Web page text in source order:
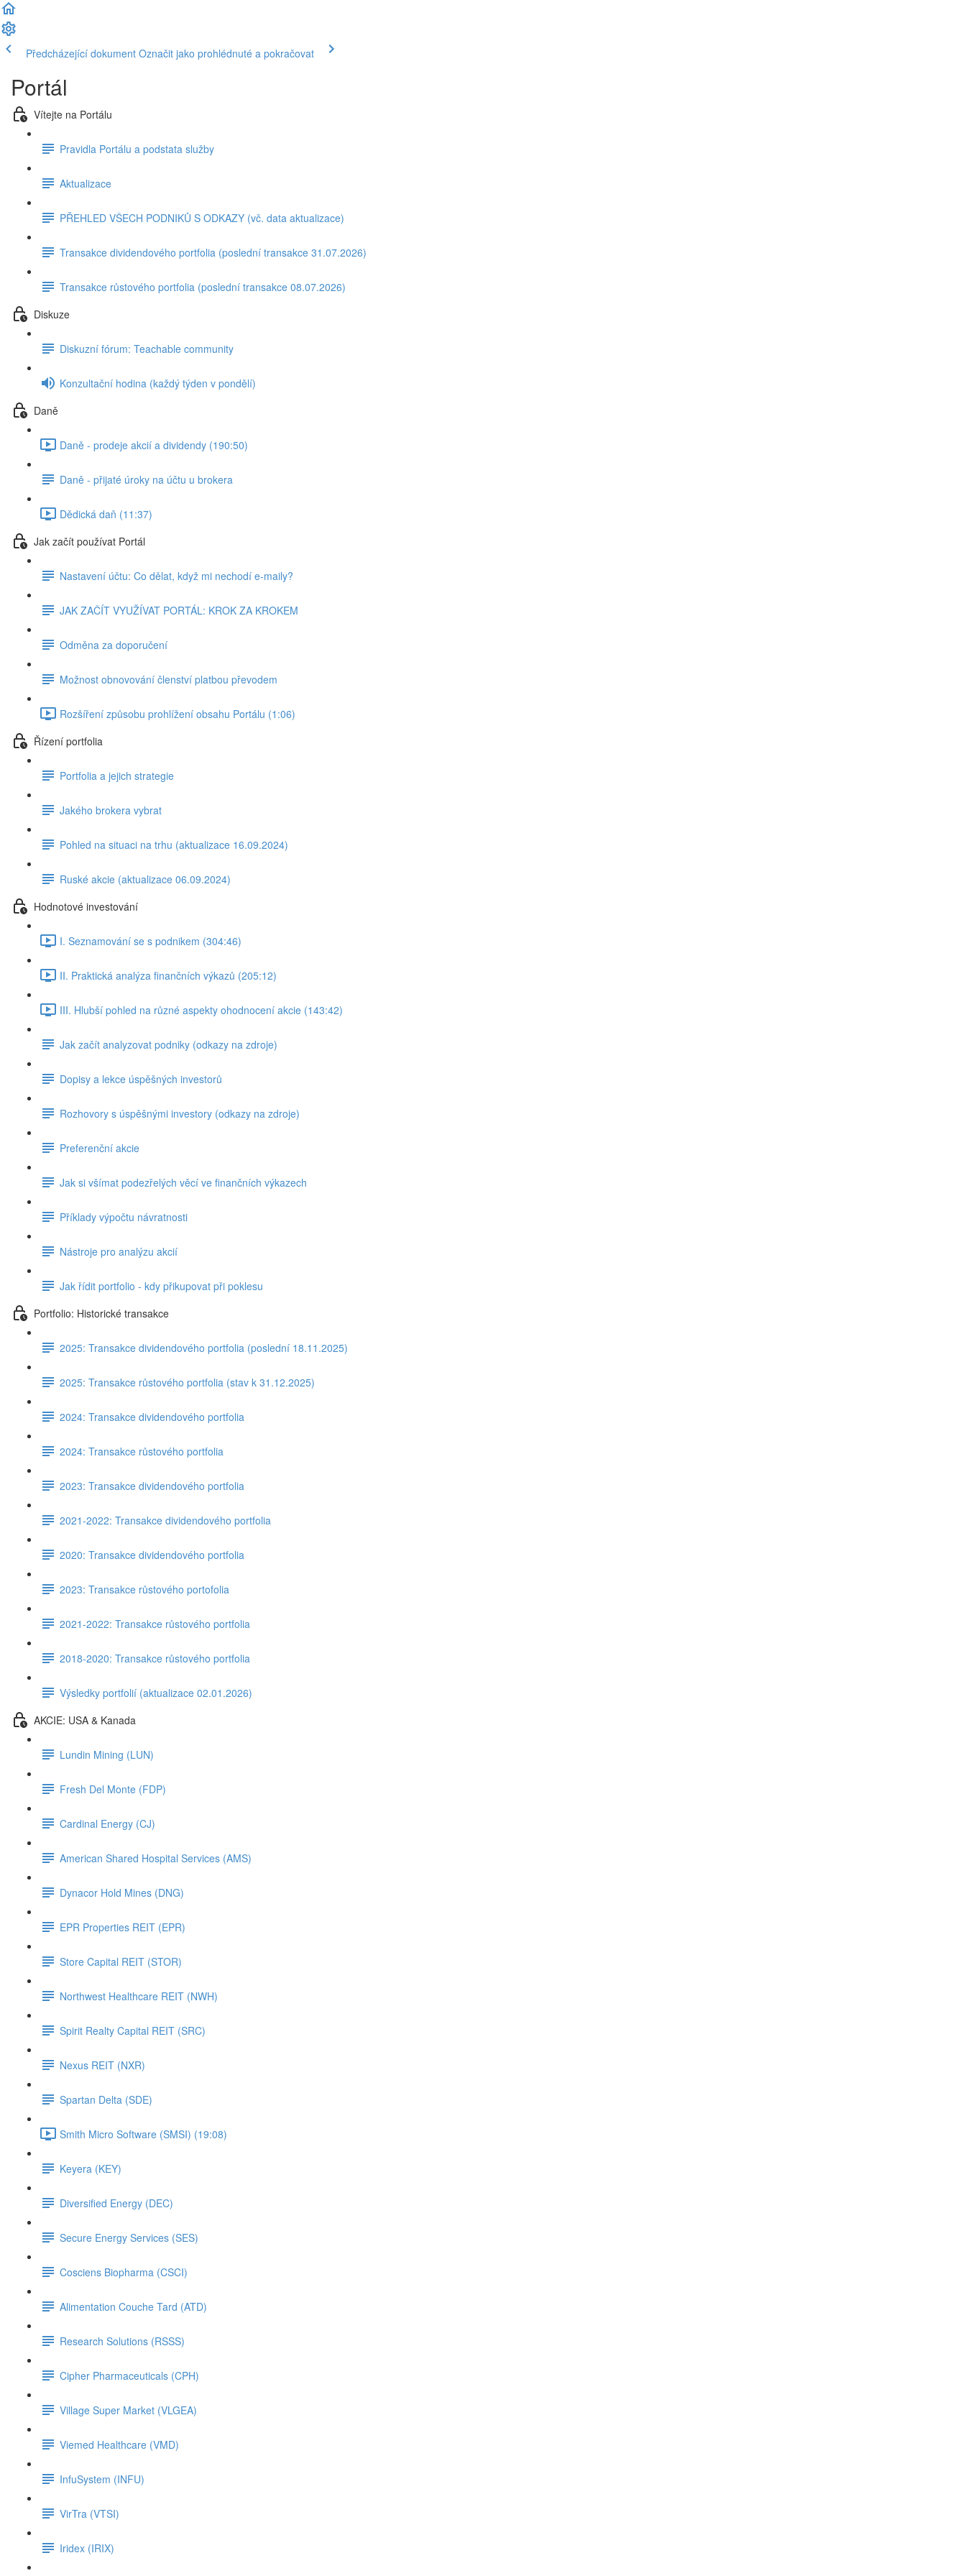
Předcházející dokument Označit jako prohlédnuté a pokračovat
Portál
Vítejte na Portálu
Pravidla Portálu a podstata služby
Aktualizace
PŘEHLED VŠECH PODNIKŮ S ODKAZY (vč. data aktualizace)
Transakce dividendového portfolia (poslední transakce 31.07.2026)
Transakce růstového portfolia (poslední transakce 08.07.2026)
Diskuze
Diskuzní fórum: Teachable community
Konzultační hodina (každý týden v pondělí)
Daně
Daně - prodeje akcií a dividendy (190:50)
Daně - přijaté úroky na účtu u brokera
Dědická daň (11:37)
Jak začít používat Portál
Nastavení účtu: Co dělat, když mi nechodí e-maily?
JAK ZAČÍT VYUŽÍVAT PORTÁL: KROK ZA KROKEM
Odměna za doporučení
Možnost obnovování členství platbou převodem
Rozšíření způsobu prohlížení obsahu Portálu (1:06)
Řízení portfolia
Portfolia a jejich strategie
Jakého brokera vybrat
Pohled na situaci na trhu (aktualizace 16.09.2024)
Ruské akcie (aktualizace 06.09.2024)
Hodnotové investování
I. Seznamování se s podnikem (304:46)
II. Praktická analýza finančních výkazů (205:12)
III. Hlubší pohled na různé aspekty ohodnocení akcie (143:42)
Jak začít analyzovat podniky (odkazy na zdroje)
Dopisy a lekce úspěšných investorů
Rozhovory s úspěšnými investory (odkazy na zdroje)
Preferenční akcie
Jak si všímat podezřelých věcí ve finančních výkazech
Příklady výpočtu návratnosti
Nástroje pro analýzu akcií
Jak řídit portfolio - kdy přikupovat při poklesu
Portfolio: Historické transakce
2025: Transakce dividendového portfolia (poslední 18.11.2025)
2025: Transakce růstového portfolia (stav k 31.12.2025)
2024: Transakce dividendového portfolia
2024: Transakce růstového portfolia
2023: Transakce dividendového portfolia
2021-2022: Transakce dividendového portfolia
2020: Transakce dividendového portfolia
2023: Transakce růstového portofolia
2021-2022: Transakce růstového portfolia
2018-2020: Transakce růstového portfolia
Výsledky portfolií (aktualizace 02.01.2026)
AKCIE: USA & Kanada
Lundin Mining (LUN)
Fresh Del Monte (FDP)
Cardinal Energy (CJ)
American Shared Hospital Services (AMS)
Dynacor Hold Mines (DNG)
EPR Properties REIT (EPR)
Store Capital REIT (STOR)
Northwest Healthcare REIT (NWH)
Spirit Realty Capital REIT (SRC)
Nexus REIT (NXR)
Spartan Delta (SDE)
Smith Micro Software (SMSI) (19:08)
Keyera (KEY)
Diversified Energy (DEC)
Secure Energy Services (SES)
Cosciens Biopharma (CSCI)
Alimentation Couche Tard (ATD)
Research Solutions (RSSS)
Cipher Pharmaceuticals (CPH)
Village Super Market (VLGEA)
Viemed Healthcare (VMD)
InfuSystem (INFU)
VirTra (VTSI)
Iridex (IRIX)